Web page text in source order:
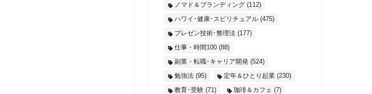
ノマド＆ブランディング(112)
ハワイ･健康･スピリチュアル(475)
プレゼン技術･整理法(177)
仕事・時間100(88)
副業・転職･キャリア開発(524)
勉強法(95) 定年＆ひとり起業(230)
教育･受験(71) 珈琲＆カフェ (7)